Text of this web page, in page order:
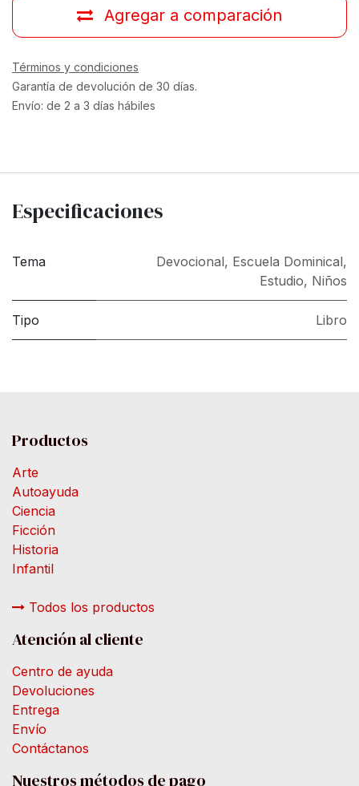
Agregar a comparación
Términos y condiciones
Garantía de devolución de 30 días.
Envío: de 2 a 3 días hábiles
Especificaciones
Tema Devocional, Escuela Dominical,
Estudio, Niños
Tipo Libro
Productos
Arte
Autoayuda
Ciencia
Ficción
Historia
Infantil
Todos los productos
Atención al cliente
Centro de ayuda
Devoluciones
Entrega
Envío
Contáctanos
Nuestros métodos de pago